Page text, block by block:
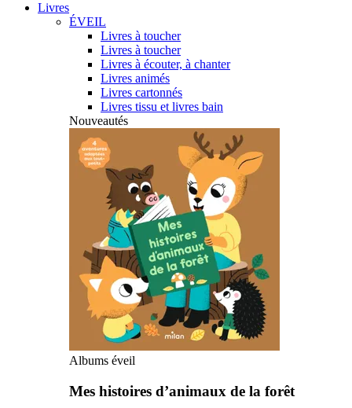
Livres
ÉVEIL
Livres à toucher
Livres à toucher
Livres à écouter, à chanter
Livres animés
Livres cartonnés
Livres tissu et livres bain
Nouveautés
Albums éveil
Mes histoires d’animaux de la forêt